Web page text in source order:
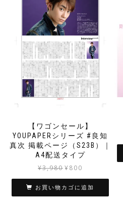
【ワゴンセール】
YOUPAPERシリーズ #良知
真次 掲載ページ（S23B）｜
A4配送タイプ
¥3,980 元
の
価
格
¥800
在
の
価
お買い物カゴに追加